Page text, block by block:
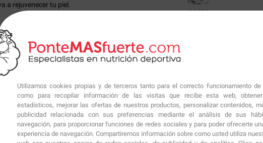
Utilizamos cookies propias y de terceros tanto para el correcto funcionamiento
como para recopilar información de las visitas que recibe esta web,
estadísticos, mejorar las ofertas de nuestros productos, personalizar contenidos,
publicidad relacionada con sus preferencias mediante el análisis de sus
navegación, para proporcionar funciones de redes sociales y para poder ofrecerte
experiencia de navegación. Compartiremos información sobre como usted utiliza
a rejuvenecer tu piel.
e hidrolizado, para una rápida
C, B3 y B6 y ácido hialuronico.
cuerpo humano, forma parte de los
y elasticidad a los tejidos, lo que se
una cadena de aminoácidos que
para los huesos, tendones, ligamentos,
y órganos vitales y está presente en
encías y cuero cabelludo. Al igual que el
natural por el cuerpo humano, y que a
14.09€
10.60€